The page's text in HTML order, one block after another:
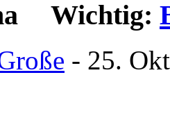
Wichtig:
- 25.